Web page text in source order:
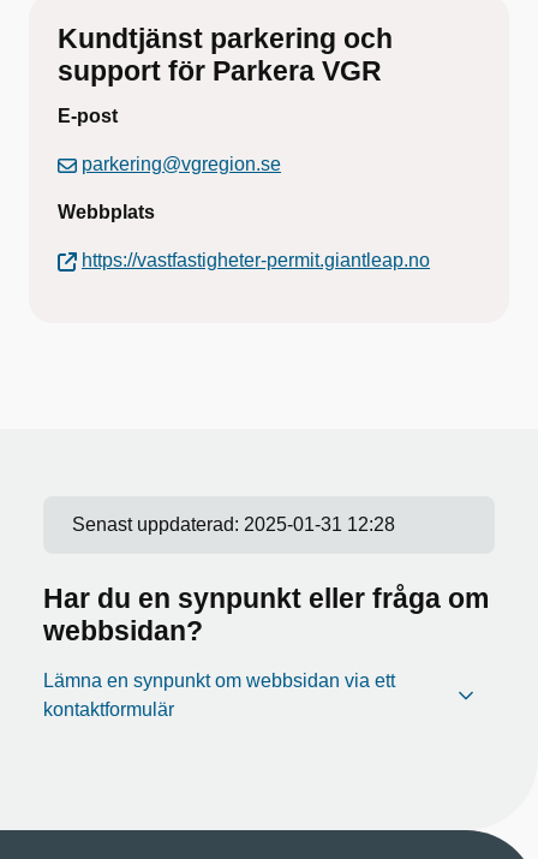
Kundtjänst parkering och
support för Parkera VGR
E-post
parkering@vgregion.se
Webbplats
https://vastfastigheter-permit.giantleap.no
Senast uppdaterad: 2025-01-31 12:28
Har du en synpunkt eller fråga om
webbsidan?
Lämna en synpunkt om webbsidan via ett
kontaktformulär